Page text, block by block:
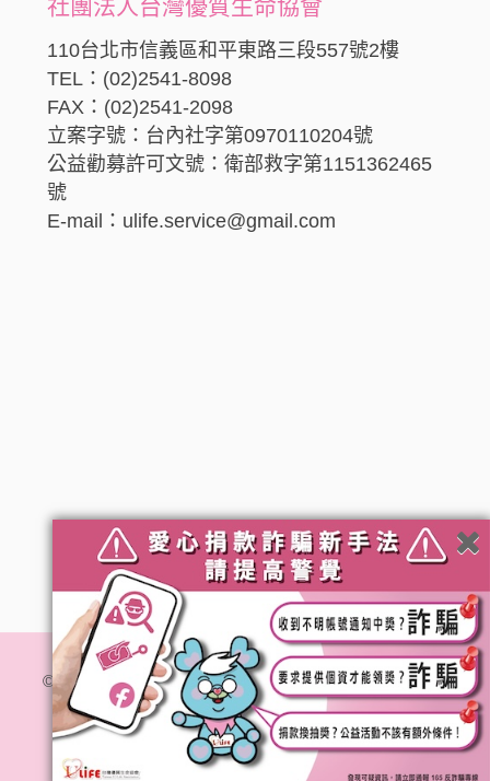
社團法人台灣優質生命協會
110台北市信義區和平東路三段557號2樓
TEL：(02)2541-8098
FAX：(02)2541-2098
立案字號：台內社字第0970110204號
公益勸募許可文號：衛部救字第1151362465
號
E-mail：ulife.service@gmail.com
© 社團法人台灣優質生命協會. All Rights Reserved.隱私
權政策
網站維運 :加利利創意傳媒